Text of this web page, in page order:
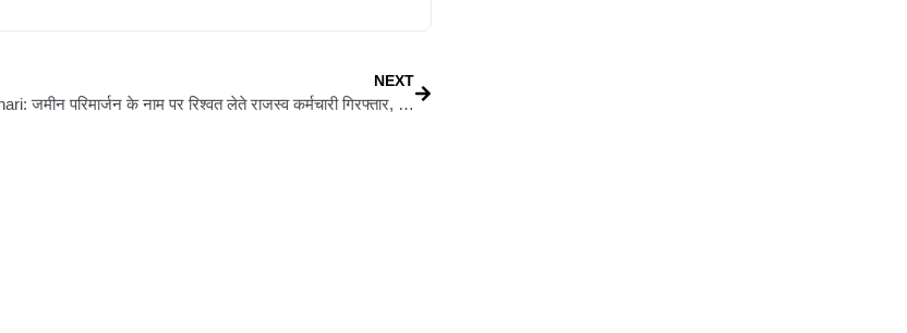
NEXT
Motihari: जमीन परिमार्जन के नाम पर रिश्वत लेते राजस्व कर्मचारी गिरफ्तार, निगरानी ने बिछाया जाल